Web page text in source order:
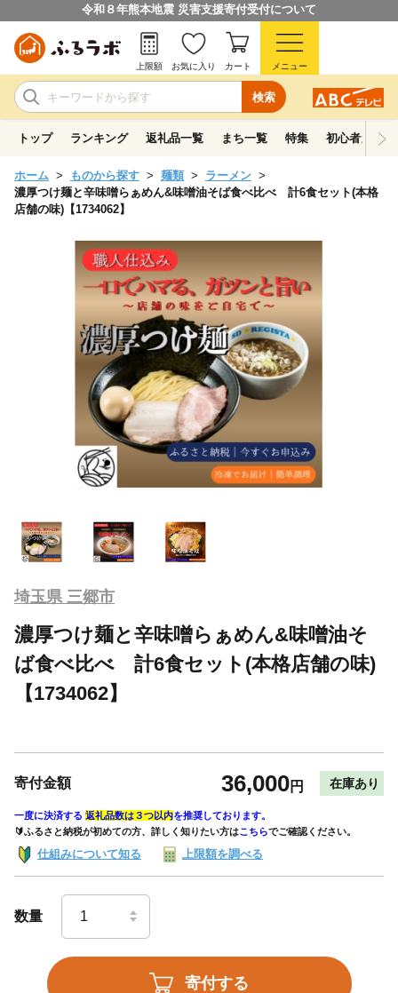
令和８年熊本地震 災害支援寄付受付について
検索
上限額 お気に入り カート メニュー
トップ ランキング 返礼品一覧 まち一覧 特集 初心者ガイド
ホーム ものから探す 麺類
ラーメン
濃厚つけ麺と辛味噌らぁめん&味噌油そば食べ比べ 計6食セット(本格
店舗の味)【1734062】
埼玉県 三郷市
濃厚つけ麺と辛味噌らぁめん&味噌油そ
ば食べ比べ 計6食セット(本格店舗の味)
【1734062】
寄付金額 36,000円 在庫あり
一度に決済する 返礼品数は３つ以内を推奨しております。
🔰ふるさと納税が初めての方、詳しく知りたい方はこちらでご確認ください。
仕組みについて知る 上限額を調べる
数量
寄付する